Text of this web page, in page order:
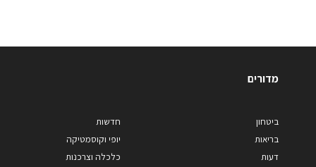
מדורים
ביטחון
בריאות
דעות
חדשות
יופי וקוסמטיקה
כלכלה וצרכנות